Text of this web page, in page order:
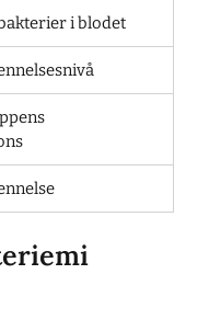
i blodet